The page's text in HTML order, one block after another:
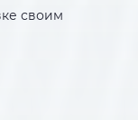
своим